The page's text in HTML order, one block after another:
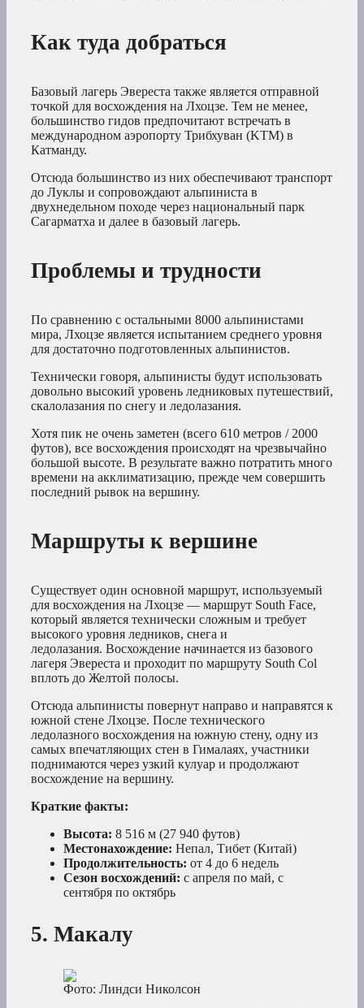
Как туда добраться
Базовый лагерь Эвереста также является отправной
точкой для восхождения на Лхоцзе. Тем не менее,
большинство гидов предпочитают встречать в
международном аэропорту Трибхуван (KTM) в
Катманду.
Отсюда большинство из них обеспечивают транспорт
до Луклы и сопровождают альпиниста в
двухнедельном походе через национальный парк
Сагарматха и далее в базовый лагерь.
Проблемы и трудности
По сравнению с остальными 8000 альпинистами
мира, Лхоцзе является испытанием среднего уровня
для достаточно подготовленных альпинистов.
Технически говоря, альпинисты будут использовать
довольно высокий уровень ледниковых путешествий,
скалолазания по снегу и ледолазания.
Хотя пик не очень заметен (всего 610 метров / 2000
футов), все восхождения происходят на чрезвычайно
большой высоте. В результате важно потратить много
времени на акклиматизацию, прежде чем совершить
последний рывок на вершину.
Маршруты к вершине
Существует один основной маршрут, используемый
для восхождения на Лхоцзе — маршрут South Face,
который является технически сложным и требует
высокого уровня ледников, снега и
ледолазания. Восхождение начинается из базового
лагеря Эвереста и проходит по маршруту South Col
вплоть до Желтой полосы.
Отсюда альпинисты повернут направо и направятся к
южной стене Лхоцзе. После технического
ледолазного восхождения на южную стену, одну из
самых впечатляющих стен в Гималаях, участники
поднимаются через узкий кулуар и продолжают
восхождение на вершину.
Краткие факты:
Высота: 8 516 м (27 940 футов)
Местонахождение: Непал, Тибет (Китай)
Продолжительность: от 4 до 6 недель
Сезон восхождений: с апреля по май, с
сентября по октябрь
5. Макалу
Фото: Линдси Николсон